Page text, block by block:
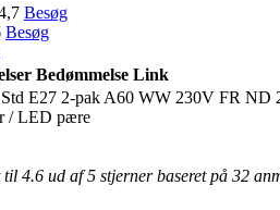
Besøg
Besøg
Bedømmelse Link
E27 2-pak A60 WW 230V FR ND
/ LED pære
til 4.6 ud af 5 stjerner baseret på 32